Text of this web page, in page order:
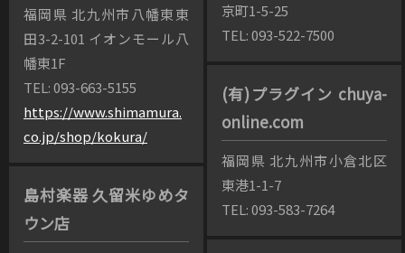
福岡県 北九州市八幡東東
田3-2-101 イオンモール八
幡東1F
TEL: 093-663-5155
https://www.shimamura.
co.jp/shop/kokura/
京町1-5-25
TEL: 093-522-7500
(有)プラグイン chuya-
online.com
福岡県 北九州市小倉北区
東港1-1-7
TEL: 093-583-7264
島村楽器 久留米ゆめタ
ウン店